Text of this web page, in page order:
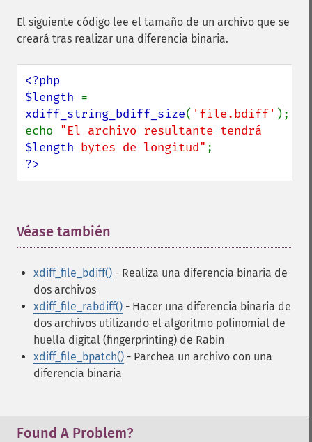
El siguiente código lee el tamaño de un archivo que se
creará tras realizar una diferencia binaria.
<?php
$length
xdiff_string_bdiff_size( 'file.bdiff' );
echo
$length bytes de longitud"
?>
Véase también
xdiff_file_bdiff() - Realiza una diferencia binaria de
dos archivos
xdiff_file_rabdiff() - Hacer una diferencia binaria de
dos archivos utilizando el algoritmo polinomial de
huella digital (fingerprinting) de Rabin
xdiff_file_bpatch() - Parchea un archivo con una
diferencia binaria
Found A Problem?